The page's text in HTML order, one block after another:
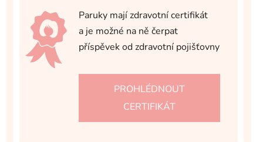
Paruky mají zdravotní certifikát
a je možné na ně čerpat
příspěvek od zdravotní pojišťovny
PROHLÉDNOUT
CERTIFIKÁT